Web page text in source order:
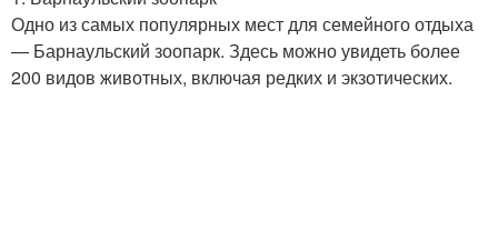
Одно из самых популярных мест для семейного отдыха
— Барнаульский зоопарк. Здесь можно увидеть более
200 видов животных, включая редких и экзотических.